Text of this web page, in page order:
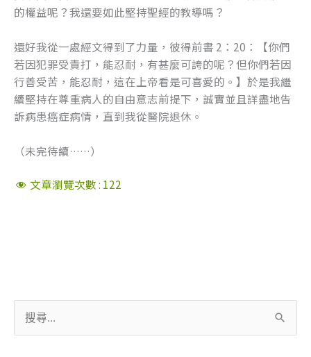
的權益呢？我還要如此堅持聖經的教導嗎？
還好我從一處經文得到了力量，彼得前書 2：20：【你們
若因犯罪受責打，能忍耐，有甚麼可誇的呢？但你們若因
行善受苦，能忍耐，這在上帝看是可喜愛的。】於是我繼
續堅持在尊重病人的自由意志前提下，誠實並且詳盡地告
訴病患癌症病情，直到我從醫院退休。
（未完待續……）
文章瀏覽次數 : 122
尋